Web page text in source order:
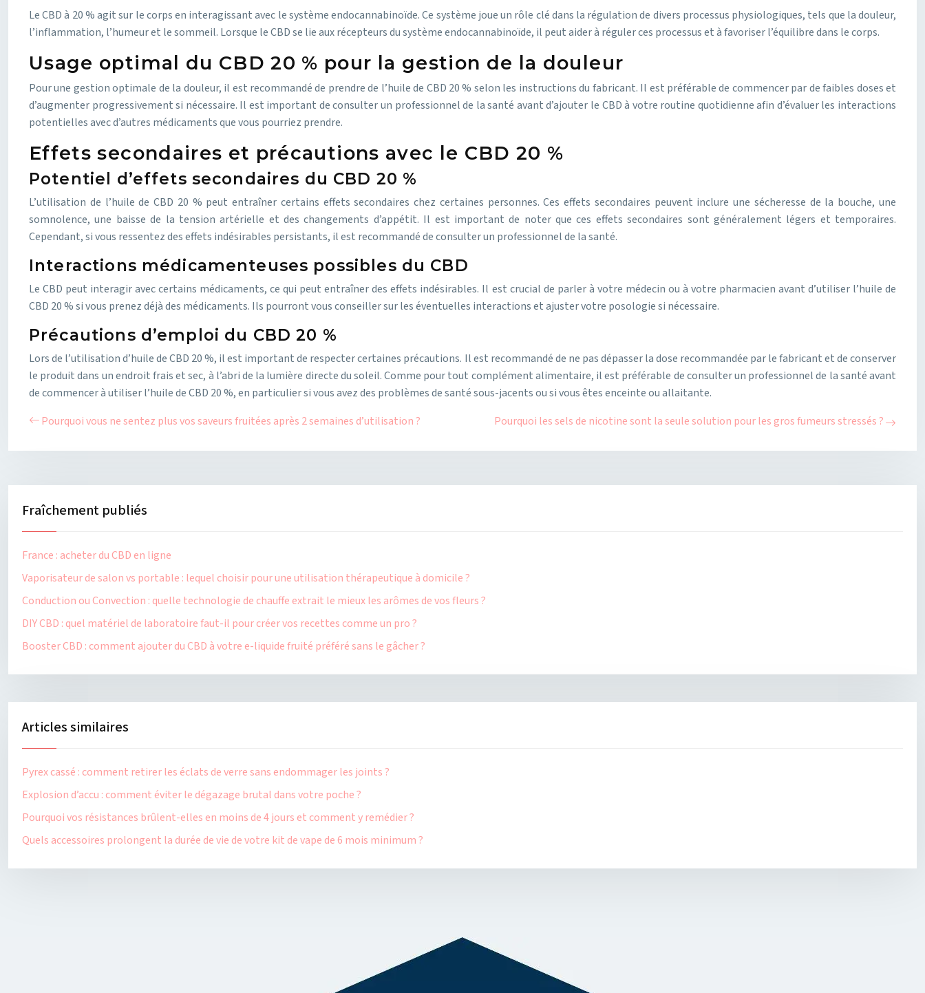
Le CBD à 20 % agit sur le corps en interagissant avec le système endocannabinoïde. Ce système joue un rôle clé dans la régulation de divers processus physiologiques, tels que la douleur,
l’inflammation, l’humeur et le sommeil. Lorsque le CBD se lie aux récepteurs du système endocannabinoïde, il peut aider à réguler ces processus et à favoriser l’équilibre dans le corps.
Usage optimal du CBD 20 % pour la gestion de la douleur
Pour une gestion optimale de la douleur, il est recommandé de prendre de l’huile de CBD 20 % selon les instructions du fabricant. Il est préférable de commencer par de faibles doses et
d’augmenter progressivement si nécessaire. Il est important de consulter un professionnel de la santé avant d’ajouter le CBD à votre routine quotidienne afin d’évaluer les interactions
potentielles avec d’autres médicaments que vous pourriez prendre.
Effets secondaires et précautions avec le CBD 20 %
Potentiel d’effets secondaires du CBD 20 %
L’utilisation de l’huile de CBD 20 % peut entraîner certains effets secondaires chez certaines personnes. Ces effets secondaires peuvent inclure une sécheresse de la bouche, une
somnolence, une baisse de la tension artérielle et des changements d’appétit. Il est important de noter que ces effets secondaires sont généralement légers et temporaires.
Cependant, si vous ressentez des effets indésirables persistants, il est recommandé de consulter un professionnel de la santé.
Interactions médicamenteuses possibles du CBD
Le CBD peut interagir avec certains médicaments, ce qui peut entraîner des effets indésirables. Il est crucial de parler à votre médecin ou à votre pharmacien avant d’utiliser l’huile de
CBD 20 % si vous prenez déjà des médicaments. Ils pourront vous conseiller sur les éventuelles interactions et ajuster votre posologie si nécessaire.
Précautions d’emploi du CBD 20 %
Lors de l’utilisation d’huile de CBD 20 %, il est important de respecter certaines précautions. Il est recommandé de ne pas dépasser la dose recommandée par le fabricant et de conserver
le produit dans un endroit frais et sec, à l’abri de la lumière directe du soleil. Comme pour tout complément alimentaire, il est préférable de consulter un professionnel de la santé avant
de commencer à utiliser l’huile de CBD 20 %, en particulier si vous avez des problèmes de santé sous-jacents ou si vous êtes enceinte ou allaitante.
Pourquoi vous ne sentez plus vos saveurs fruitées après 2 semaines d’utilisation ?
Pourquoi les sels de nicotine sont la seule solution pour les gros fumeurs stressés ?
Fraîchement publiés
France : acheter du CBD en ligne
Vaporisateur de salon vs portable : lequel choisir pour une utilisation thérapeutique à domicile ?
Conduction ou Convection : quelle technologie de chauffe extrait le mieux les arômes de vos fleurs ?
DIY CBD : quel matériel de laboratoire faut-il pour créer vos recettes comme un pro ?
Booster CBD : comment ajouter du CBD à votre e-liquide fruité préféré sans le gâcher ?
Articles similaires
Pyrex cassé : comment retirer les éclats de verre sans endommager les joints ?
Explosion d’accu : comment éviter le dégazage brutal dans votre poche ?
Pourquoi vos résistances brûlent-elles en moins de 4 jours et comment y remédier ?
Quels accessoires prolongent la durée de vie de votre kit de vape de 6 mois minimum ?